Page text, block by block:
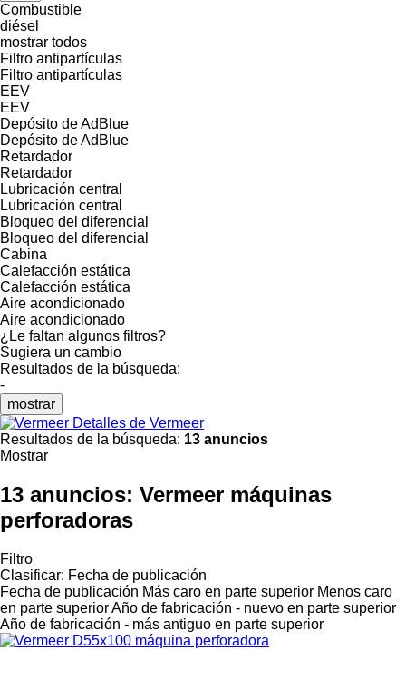
Combustible
diésel
mostrar todos
Filtro antipartículas
Filtro antipartículas
EEV
EEV
Depósito de AdBlue
Depósito de AdBlue
Retardador
Retardador
Lubricación central
Lubricación central
Bloqueo del diferencial
Bloqueo del diferencial
Cabina
Calefacción estática
Calefacción estática
Aire acondicionado
Aire acondicionado
¿Le faltan algunos filtros?
Sugiera un cambio
Resultados de la búsqueda:
-
mostrar
Detalles de Vermeer
Resultados de la búsqueda: 13 anuncios
Mostrar
13 anuncios: Vermeer máquinas
perforadoras
Filtro
Clasificar: Fecha de publicación
Fecha de publicación Más caro en parte superior Menos caro
en parte superiorAño de fabricación - nuevo en parte superior
Año de fabricación - más antiguo en parte superior